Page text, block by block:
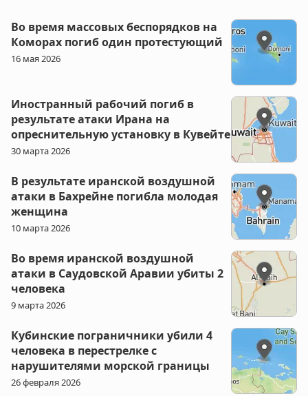
Во время массовых беспорядков на
Коморах погиб один протестующий
16 мая 2026
Иностранный рабочий погиб в
результате атаки Ирана на
опреснительную установку в Кувейте
30 марта 2026
В результате иранской воздушной
атаки в Бахрейне погибла молодая
женщина
10 марта 2026
Во время иранской воздушной
атаки в Саудовской Аравии убиты 2
человека
9 марта 2026
Кубинские пограничники убили 4
человека в перестрелке с
нарушителями морской границы
26 февраля 2026